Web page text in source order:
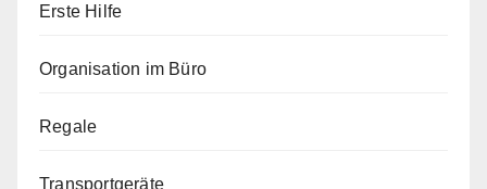
Erste Hilfe
Organisation im Büro
Regale
Transportgeräte